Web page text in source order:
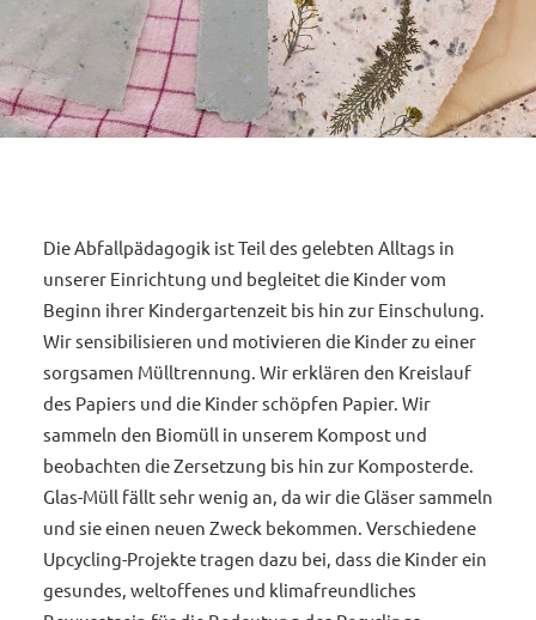
Die Abfallpädagogik ist Teil des gelebten Alltags in
unserer Einrichtung und begleitet die Kinder vom
Beginn ihrer Kindergartenzeit bis hin zur Einschulung.
Wir sensibilisieren und motivieren die Kinder zu einer
sorgsamen Mülltrennung. Wir erklären den Kreislauf
des Papiers und die Kinder schöpfen Papier. Wir
sammeln den Biomüll in unserem Kompost und
beobachten die Zersetzung bis hin zur Komposterde.
Glas-Müll fällt sehr wenig an, da wir die Gläser sammeln
und sie einen neuen Zweck bekommen. Verschiedene
Upcycling-Projekte tragen dazu bei, dass die Kinder ein
gesundes, weltoffenes und klimafreundliches